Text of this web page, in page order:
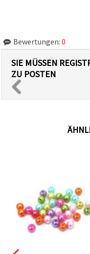
Bewertungen: 0
SIE MÜSSEN
ZU POSTEN